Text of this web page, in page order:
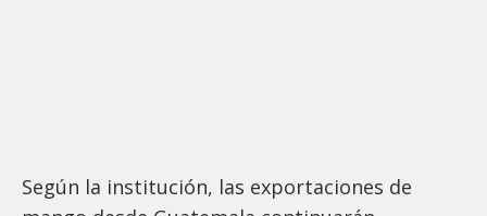
Según la institución, las exportaciones de